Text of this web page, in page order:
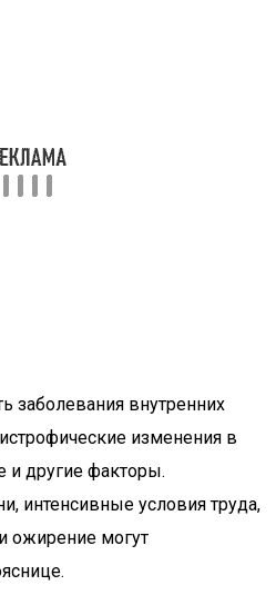
заболевания внутренних
изменения в
и другие факторы.
интенсивные условия труда,
ожирение могут